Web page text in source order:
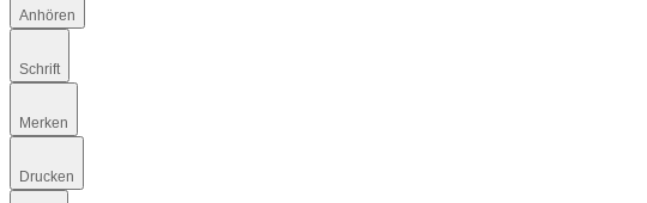
Anhören
Schrift
Merken
Drucken